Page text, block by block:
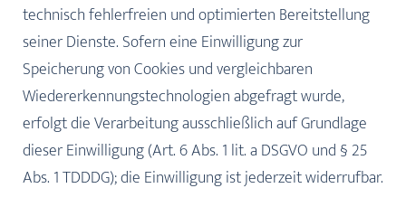
technisch fehlerfreien und optimierten Bereitstellung
seiner Dienste. Sofern eine Einwilligung zur
Speicherung von Cookies und vergleichbaren
Wiedererkennungstechnologien abgefragt wurde,
erfolgt die Verarbeitung ausschließlich auf Grundlage
dieser Einwilligung (Art. 6 Abs. 1 lit. a DSGVO und § 25
Abs. 1 TDDDG); die Einwilligung ist jederzeit widerrufbar.